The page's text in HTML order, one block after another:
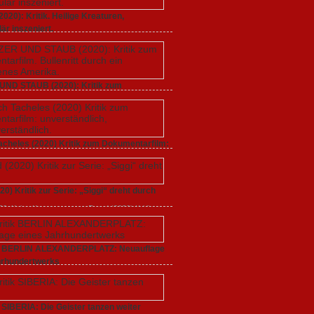
Kritik. Heilige Kreaturen,
inszeniert.
Keine Kommentare zu GUNDA (2020): Kritik.
spektakulär inszeniert.
STAUB (2020): Kritik zum
Bullenritt durch ein gespaltenes
2020,Keine Kommentare
Kritik zum Dokumentarfilm. Bullenritt durch ein
Amerika.(2020) Kritik zum Dokumentarfilm:
unmissverständlich.
Keine Kommentare
zu Endlich Tacheles (2020)
unverständlich,
Kritik zur Serie: „Siggi“ dreht durch
Keine Kommentarezu Freud (2020) Kritik zur
dreht durch
ALEXANDERPLATZ: Neuauflage
Keine Kommentare zu Filmkritik BERLIN
Neuauflage eines Jahrhundertwerks
Die Geister tanzen weiter